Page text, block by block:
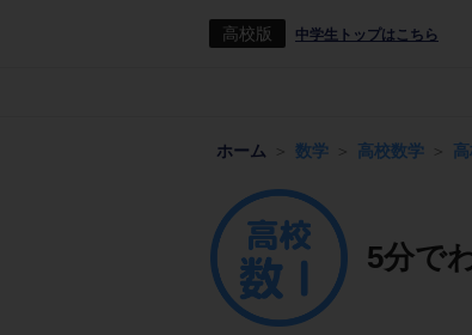
高校版 中学生トップはこちら
ホーム 数学 高校数学
5分で